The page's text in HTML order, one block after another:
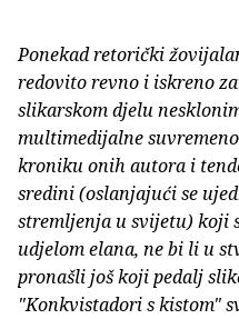
Ponekad retorički
redovito revno i iskreno
slikarskom djelu
multimedijalne
kroniku onih autora i
sredini (oslanjajući se
stremljenja u svijetu) koji
udjelom elana, ne bi li u
pronašli još koji pedalj
"Konkvistadori s kistom"